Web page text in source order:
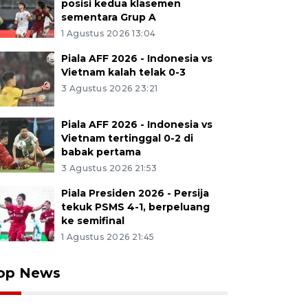
posisi kedua klasemen
sementara Grup A
1 Agustus 2026 13:04
Piala AFF 2026 - Indonesia vs
Vietnam kalah telak 0-3
3 Agustus 2026 23:21
Piala AFF 2026 - Indonesia vs
Vietnam tertinggal 0-2 di
babak pertama
3 Agustus 2026 21:53
Piala Presiden 2026 - Persija
tekuk PSMS 4-1, berpeluang
ke semifinal
1 Agustus 2026 21:45
News